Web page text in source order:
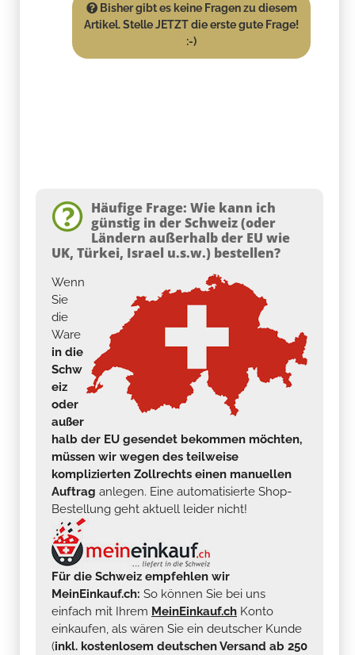
Bisher gibt es keine Fragen zu diesem
Artikel. Stelle JETZT die erste gute Frage!
:-)
Häufige Frage: Wie kann ich
günstig in der Schweiz (oder
Ländern außerhalb der EU wie
UK, Türkei, Israel u.s.w.) bestellen?
Wenn
Sie
die
Ware
in die
Schw
eiz
oder
außer
halb der EU gesendet bekommen möchten,
müssen wir wegen des teilweise
komplizierten Zollrechts einen manuellen
Auftrag anlegen. Eine automatisierte Shop-
Bestellung geht aktuell leider nicht!
Für die Schweiz empfehlen wir
MeinEinkauf.ch: So können Sie bei uns
einfach mit Ihrem MeinEinkauf.ch Konto
einkaufen, als wären Sie ein deutscher Kunde
(inkl. kostenlosem deutschen Versand ab 250